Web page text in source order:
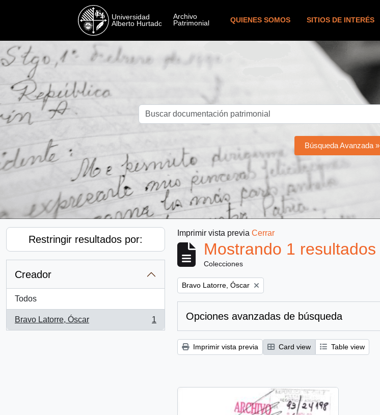
QUIENES SOMOS SITIOS DE INTERÉS
Búsqueda Avanzada »
Restringir resultados por:
Creador
Todos
Bravo Latorre, Óscar
, 1 resultados
1
Imprimir vista previa Cerrar
Mostrando 1 resultados
Colecciones
Remove filter:
Bravo Latorre, Óscar
Opciones avanzadas de búsqueda
Imprimir vista previa Card view Table view